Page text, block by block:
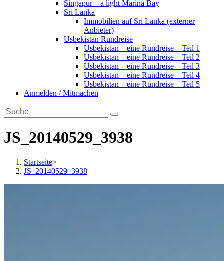
Singapur – a light Marina Bay
Sri Lanka
Immobilien auf Sri Lanka (externer
Anbieter)
Usbekistan Rundreise
Usbekistan – eine Rundreise – Teil 1
Usbekistan – eine Rundreise – Teil 2
Usbekistan – eine Rundreise – Teil 3
Usbekistan – eine Rundreise – Teil 4
Usbekistan – eine Rundreise – Teil 5
Anmelden / Mitmachen
JS_20140529_3938
Startseite>
JS_20140529_3938